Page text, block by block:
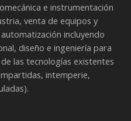
e instrumentación
venta de equipos y
incluyendo
diseño e ingeniería para
las tecnologías existentes
intemperie,